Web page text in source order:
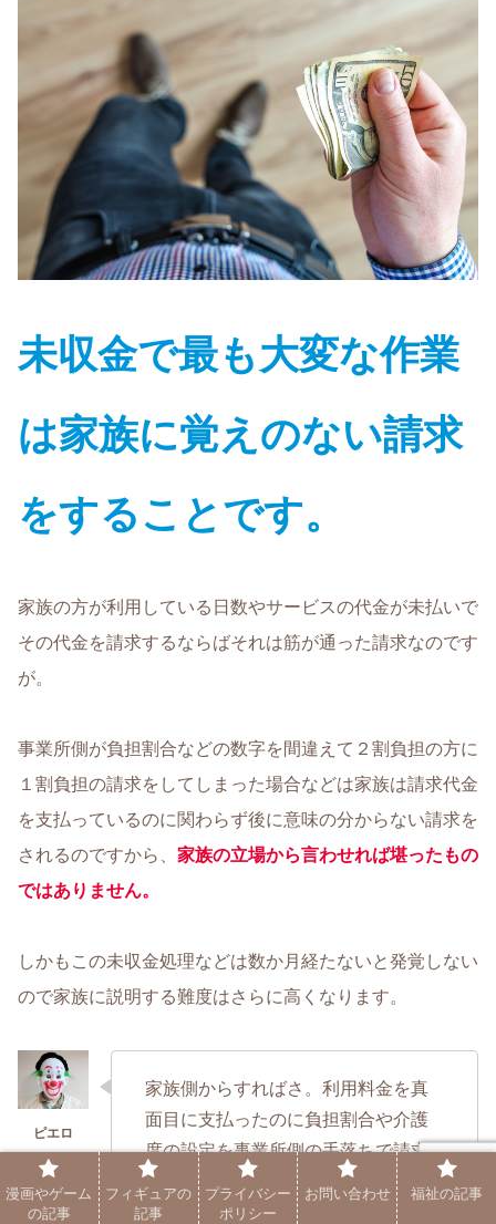
未収金で最も大変な作業
は家族に覚えのない請求
をすることです。
家族の方が利用している日数やサービスの代金が未払いで
その代金を請求するならばそれは筋が通った請求なのです
が。
事業所側が負担割合などの数字を間違えて２割負担の方に
１割負担の請求をしてしまった場合などは家族は請求代金
を支払っているのに関わらず後に意味の分からない請求を
されるのですから、 家族の立場から言わせれば堪ったもの
ではありません。
しかもこの未収金処理などは数か月経たないと発覚しない
ので家族に説明する難度はさらに高くなります。
家族側からすればさ。利用料金を真
面目に支払ったのに負担割合や介護
度の設定を事業所側の手落ちで請求
される。納得できる人も少ないだろ
うね？
漫画やゲーム
の記事
フィギュアの
記事
プライバシー
ポリシー
お問い合わせ 福祉の記事